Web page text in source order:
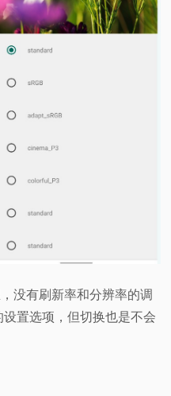
没有刷新率和分辨率的调
置选项，但切换也是不会